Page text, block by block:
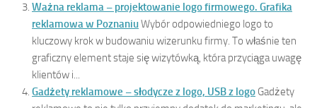
Ważna reklama – projektowanie logo firmowego. Grafika
reklamowa w PoznaniuWybór odpowiedniego logo to
kluczowy krok w budowaniu wizerunku firmy. To właśnie ten
graficzny element staje się wizytówką, która przyciąga uwagę
klientów i...
Gadżety reklamowe – słodycze z logo, USB z logo Gadżety